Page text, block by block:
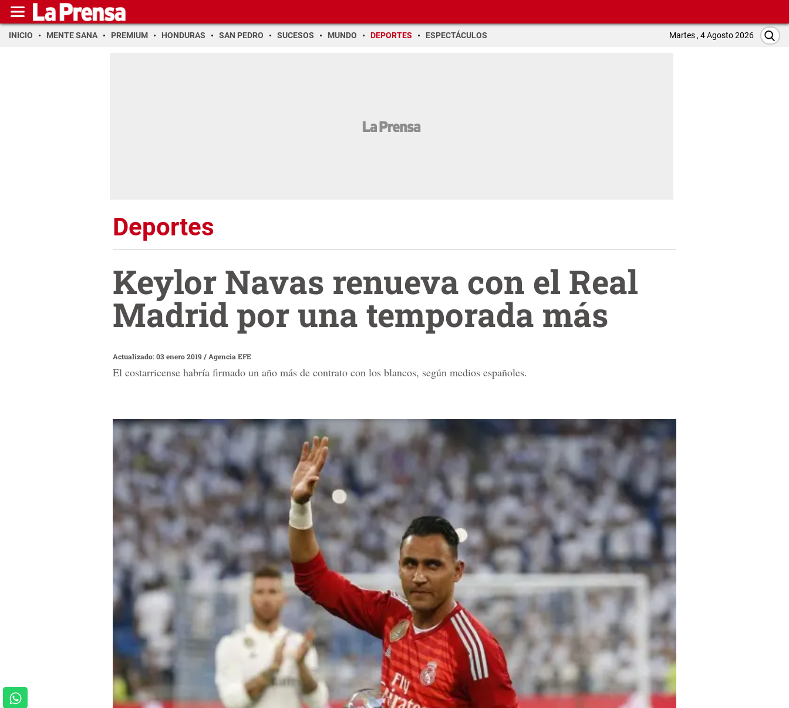
INICIO MENTE SANA PREMIUM HONDURAS SAN PEDRO SUCESOS MUNDO DEPORTES ESPECTÁCULOS Martes , 4 Agosto 2026
Deportes
Keylor Navas renueva con el Real
Madrid por una temporada más
Actualizado: 03 enero 2019/ Agencia EFE
El costarricense habría firmado un año más de contrato con los blancos, según medios españoles.